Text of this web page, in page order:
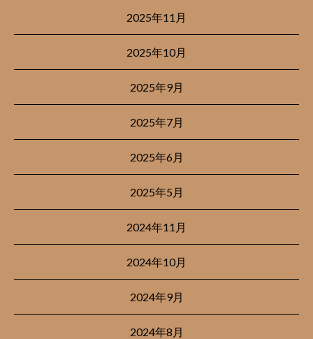
2025年11月
2025年10月
2025年9月
2025年7月
2025年6月
2025年5月
2024年11月
2024年10月
2024年9月
2024年8月